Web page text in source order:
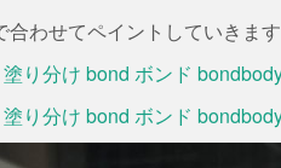
わせてペイントしていきます